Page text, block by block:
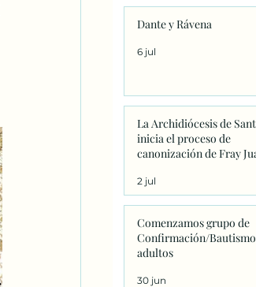
Dante y Rávena
6 jul
La Archidiócesis de
inicia el proceso de
canonización de Fray
primeros decretos en
Sanxenxo
2 jul
Comenzamos grupo de
Confirmación/
adultos
30 jun